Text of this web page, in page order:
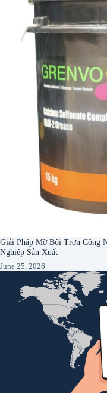
Giải Pháp Mỡ Bôi Trơn Công
Nghiệp Sản Xuất
June 25, 2026